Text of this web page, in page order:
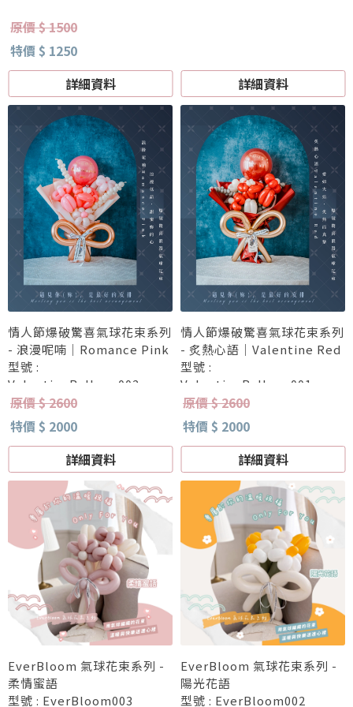
原價 $ 1500
特價 $ 1250
詳細資料
詳細資料
情人節爆破驚喜氣球花束系列
- 浪漫呢喃｜Romance Pink
型號 :
ValentineBalloon002
原價 $ 2600
特價 $ 2000
詳細資料
情人節爆破驚喜氣球花束系列
- 炙熱心語｜Valentine Red
型號 :
ValentineBalloon001
原價 $ 2600
特價 $ 2000
詳細資料
EverBloom 氣球花束系列 -
柔情蜜語
型號 : EverBloom003
EverBloom 氣球花束系列 -
陽光花語
型號 : EverBloom002